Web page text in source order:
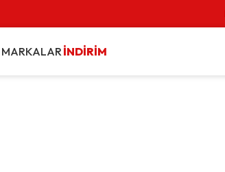
MARKALARİNDİRİM